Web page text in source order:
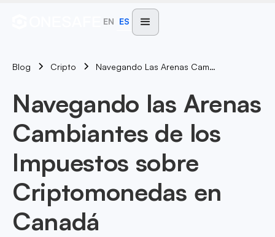
EN ES
Blog Cripto Navegando Las Arenas Cambiantes De Los Impuestos Sobre Criptomonedas En Canadá
Navegando las Arenas
Cambiantes de los
Impuestos sobre
Criptomonedas en
Canadá